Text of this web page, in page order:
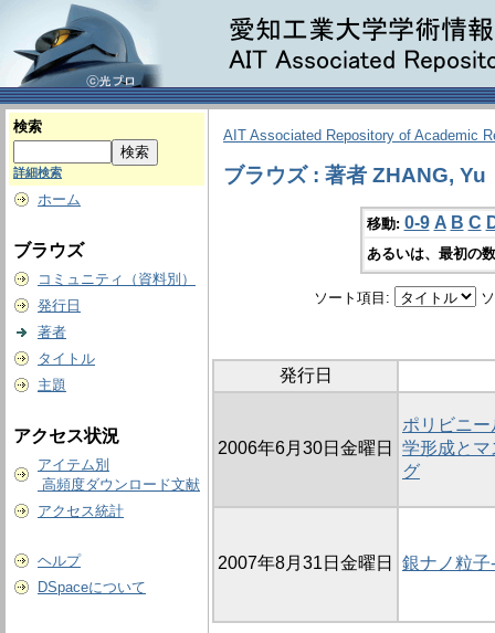
検索
詳細検索
ホーム
ブラウズ
コミュニティ（資料別）
発行日
著者
タイトル
主題
アクセス状況
アイテム別
高頻度ダウンロード文献
アクセス統計
ヘルプ
DSpaceについて
AIT Associated Repository of Academic
ブラウズ : 著者 ZHANG, Yu
移動: 0-9 A B C
あるいは、最初の
ソート項目:
発行日
2006年6月30日金曜日
ポリビニ
学形成と
グ
2007年8月31日金曜日 銀ナノ粒